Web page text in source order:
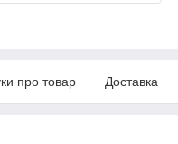
про товар Доставка